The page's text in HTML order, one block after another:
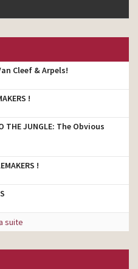
Cleef & Arpels!
!
THE JUNGLE: The Obvious
!
suite